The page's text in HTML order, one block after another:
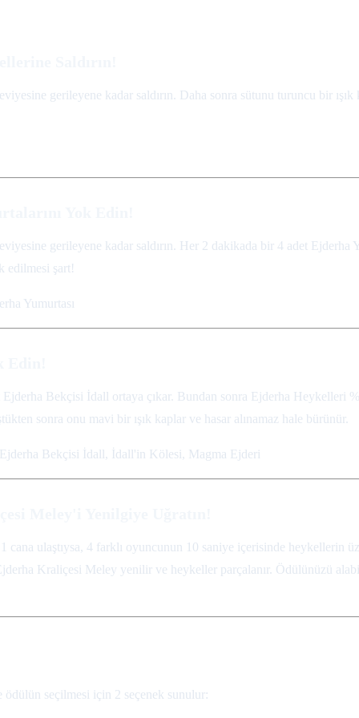
gerileyene kadar saldırın. Daha sonra sütunu turuncu bir
gerileyene kadar saldırın. Her 2 dakikada bir 4 adet Ejderha
edilmesi şart!
Yumurtası
Bekçisi İdall ortaya çıkar. Bundan sonra Ejderha Heykelleri
sonra onu mavi bir ışık kaplar ve hasar alınamaz hale bürünür.
Bekçisi İdall, İdall'in Kölesi, Magma Ejderi
cana ulaştıysa, 4 farklı oyuncunun 10 saniye içerisinde heykellerin
Kraliçesi Meley yenilir ve heykeller parçalanır. Ödülünüzü
ödülün seçilmesi için 2 seçenek sunulur: